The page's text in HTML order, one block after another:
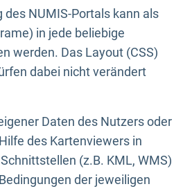
NUMIS-Portals kann als
in jede beliebige
werden. Das Layout (CSS)
dabei nicht verändert
Daten des Nutzers oder
des Kartenviewers in
(z.B. KML, WMS)
der jeweiligen